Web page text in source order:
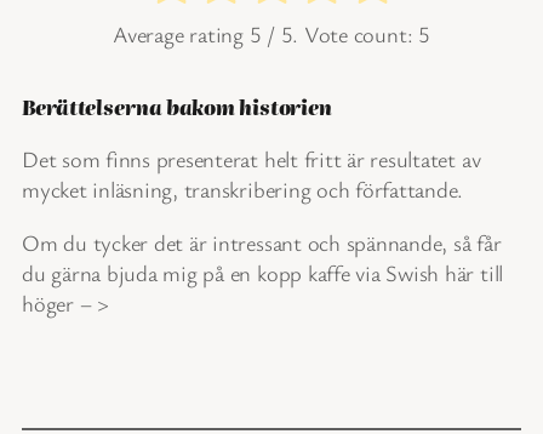
Average rating 5 / 5. Vote count: 5
Berättelserna bakom historien
Det som finns presenterat helt fritt är resultatet av
mycket inläsning, transkribering och författande.
Om du tycker det är intressant och spännande, så får
du gärna bjuda mig på en kopp kaffe via Swish här till
höger – >